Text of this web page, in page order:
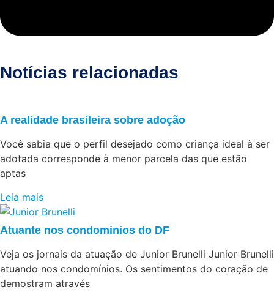
Notícias relacionadas
A realidade brasileira sobre adoção
Você sabia que o perfil desejado como criança ideal à ser
adotada corresponde à menor parcela das que estão
aptas
Leia mais
Atuante nos condominios do DF
Veja os jornais da atuação de Junior Brunelli Junior Brunelli
atuando nos condomínios. Os sentimentos do coração de
demostram através